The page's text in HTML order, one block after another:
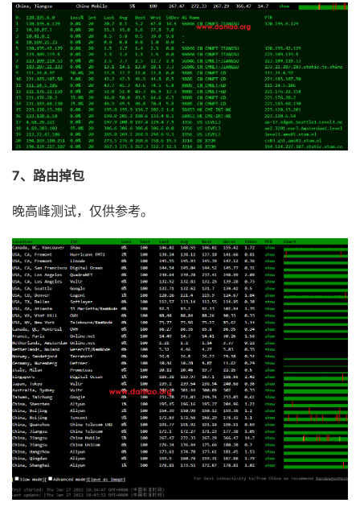
8
210.78.30.166 149.30 ms  http: 403
  http
: 403
9
219.158. 35.17 148.99 ms  http: 403
  http
10
*
11
221.183 94.33 145.32 ms  http 403
  http
12
111.24 . 2.2 198.55 ms  http:
  http
:
13
*
14
221.176 22.30 199.01 ms  http 403
  http
15
*
16
*
18
*
Traceroute to China
traceroute to
211.136 .25.153 ( 211.136 .25.153), 30
1
194.124.216.1 0.84 ms  http: 403
  http
: 403
2
194.169 180.250 0.97 ms  http : 403
  http
: 403
3
213.254.226.237 1.64 ms  http : 403
  http
: 403
4
89.149.181.102 131.33 ms  http: 403
  http
: 403
5
173.205 45.154 150.16 ms  http: 403
  http
: 403
6
223.120 6.217 154.66 ms  http : 403
  http
: 403
7
8
*
9
10
221.176.16.213 319.72 ms  http: 403
  http
: 403
11
111.24.2.245 321.66 ms  http: 403
  http
: 403
12
111.24 2.134 328.95 ms  http: 403
  http
: 403
13
211.136.66.121 ms  http : 403
  http
: 403
14
*
7、路由掉包
晚高峰测试，仅供参考。